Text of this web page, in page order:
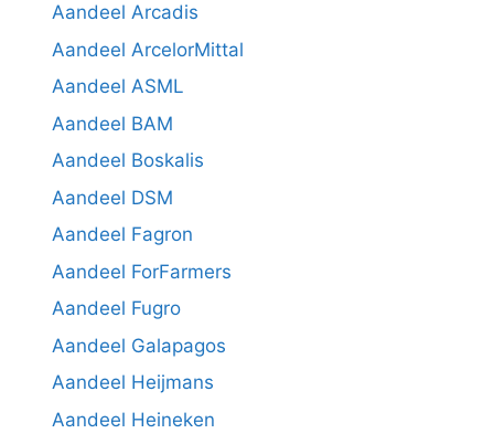
Aandeel Arcadis
Aandeel ArcelorMittal
Aandeel ASML
Aandeel BAM
Aandeel Boskalis
Aandeel DSM
Aandeel Fagron
Aandeel ForFarmers
Aandeel Fugro
Aandeel Galapagos
Aandeel Heijmans
Aandeel Heineken